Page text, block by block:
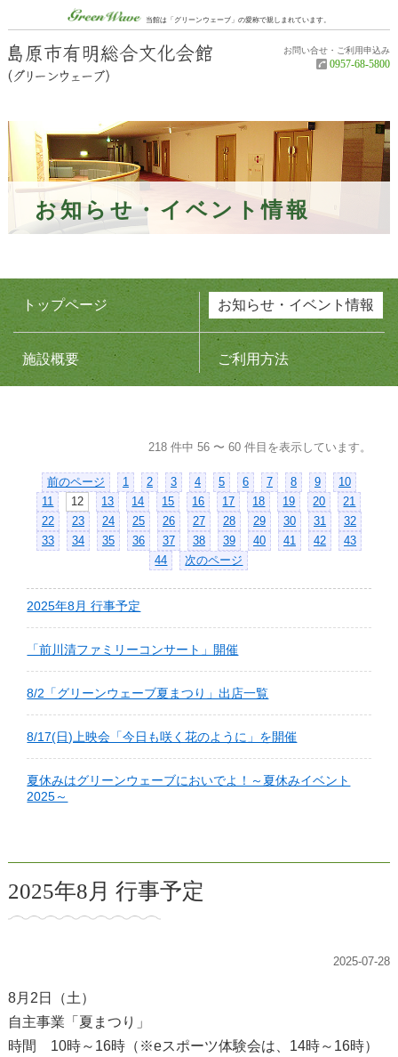
島原市有明
お問い合せ・ご利用申込み
0957-68-5800
当館は「グリーンウェーブ」の愛称で親しまれています。
お知らせ・イベント情報
トップページ お知らせ・イベント情報
施設概要 ご利用方法
218 件中 56 〜 60 件目を表示しています。
前のページ 1 2 3 4 5 6 7 8 9
10
11
12 13 14 15 16 17 18 19 20
21
22
23 24 25 26 27 28 29 30 31
32
33
34 35 36 37 38 39 40 41 42
43
44
次のページ
2025年8月 行事予定
「前川清ファミリーコンサート」開催
8/2「グリーンウェーブ夏まつり」出店一覧
8/17(日)上映会「今日も咲く花のように」を開催
夏休みはグリーンウェーブにおいでよ！～夏休みイベント
2025～
2025年8月 行事予定
2025-07-28
8月2日（土）
自主事業「夏まつり」
時間 10時～16時（※eスポーツ体験会は、14時～16時）